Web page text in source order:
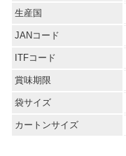
生産国
JANコード
ITFコード
賞味期限
袋サイズ
カートンサイズ